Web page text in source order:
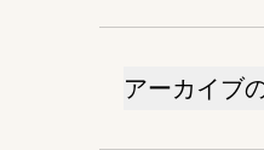
アーカイブ